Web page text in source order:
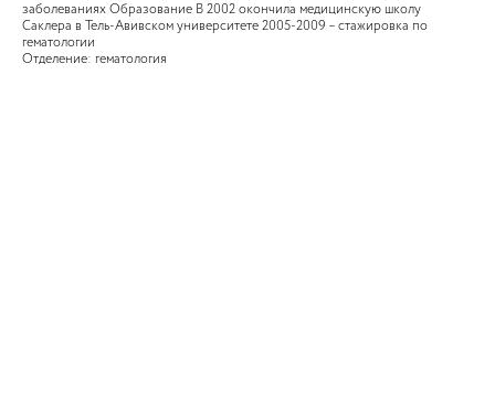
заболеваниях Образование В 2002 окончила медицинскую школу
Саклера в Тель-Авивском университете 2005-2009 – стажировка по
гематологии
Отделение: гематология